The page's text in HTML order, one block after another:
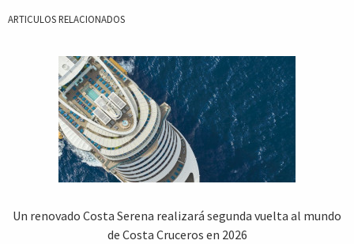
ARTICULOS RELACIONADOS
Un renovado Costa Serena realizará segunda vuelta al mundo
de Costa Cruceros en 2026